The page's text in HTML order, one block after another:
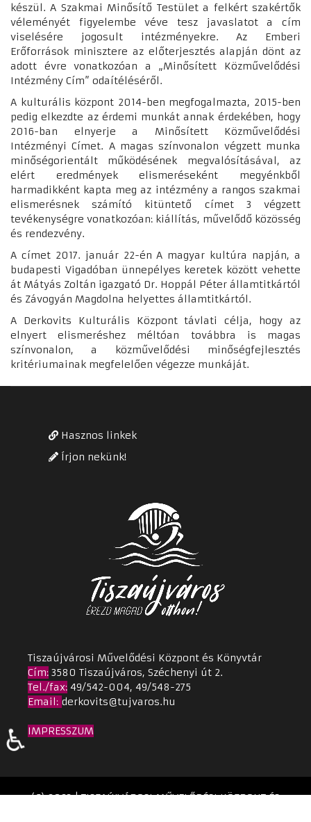
készül. A Szakmai Minősítő Testület a felkért szakértők
véleményét figyelembe véve tesz javaslatot a cím
viselésére jogosult intézményekre. Az Emberi
Erőforrások minisztere az előterjesztés alapján dönt az
adott évre vonatkozóan a „Minősített Közművelődési
Intézmény Cím” odaítéléséről.
A kulturális központ 2014-ben megfogalmazta, 2015-ben
pedig elkezdte az érdemi munkát annak érdekében, hogy
2016-ban elnyerje a Minősített Közművelődési
Intézményi Címet. A magas színvonalon végzett munka
minőségorientált működésének megvalósításával, az
elért eredmények elismeréseként megyénkből
harmadikként kapta meg az intézmény a rangos szakmai
elismerésnek számító kitüntető címet 3 végzett
tevékenységre vonatkozóan: kiállítás, művelődő közösség
és rendezvény.
A címet 2017. január 22-én A magyar kultúra napján, a
budapesti Vigadóban ünnepélyes keretek között vehette
át Mátyás Zoltán igazgató Dr. Hoppál Péter államtitkártól
és Závogyán Magdolna helyettes államtitkártól.
A Derkovits Kulturális Központ távlati célja, hogy az
elnyert elismeréshez méltóan továbbra is magas
színvonalon, a közművelődési minőségfejlesztés
kritériumainak megfelelően végezze munkáját.
Hasznos linkek
Írjon nekünk!
Tiszaújvárosi Művelődési Központ és Könyvtár
Cím: 3580 Tiszaújváros, Széchenyi út 2.
Tel./fax: 49/542-004, 49/548-275
Email: derkovits@tujvaros.hu
IMPRESSZUM
(C) 2023 | TISZAÚJVÁROSI MŰVELŐDÉSI KÖZPONT ÉS